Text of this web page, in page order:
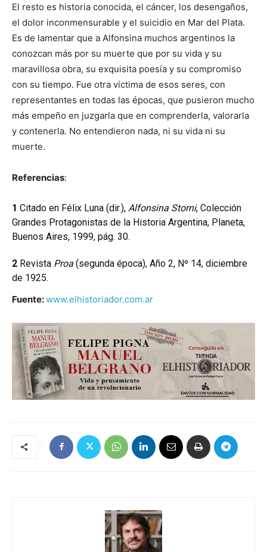
El resto es historia conocida, el cáncer, los desengaños,
el dolor inconmensurable y el suicidio en Mar del Plata.
Es de lamentar que a Alfonsina muchos argentinos la
conozcan más por su muerte que por su vida y su
maravillosa obra, su exquisita poesía y su compromiso
con su tiempo. Fue otra víctima de esos seres, con
representantes en todas las épocas, que pusieron mucho
más empeño en juzgarla que en comprenderla, valorarla
y contenerla. No entendieron nada, ni su vida ni su
muerte.
Referencias:
1 Citado en Félix Luna (dir.), Alfonsina Storni, Colección
Grandes Protagonistas de la Historia Argentina, Planeta,
Buenos Aires, 1999, pág. 30.
2 Revista Proa (segunda época), Año 2, Nº 14, diciembre
de 1925.
Fuente:www.elhistoriador.com.ar